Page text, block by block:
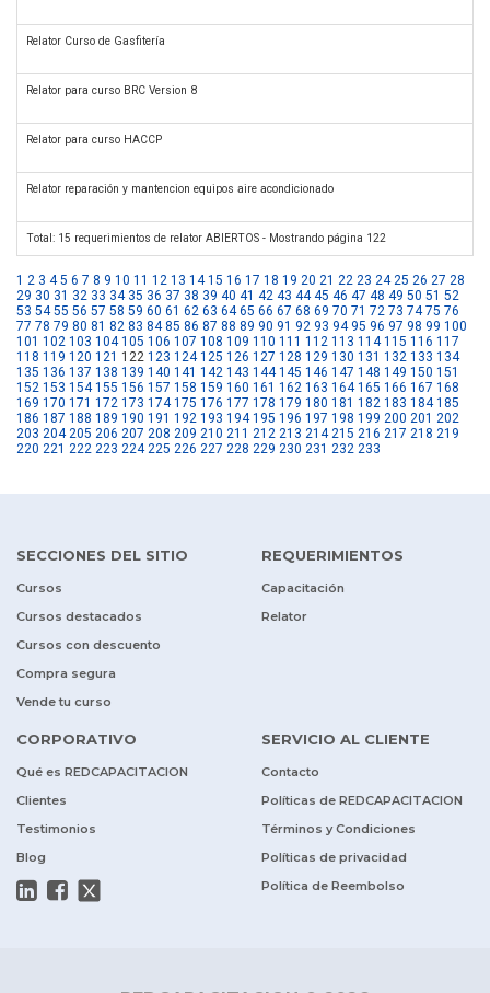
Relator Curso de Gasfitería
Relator para curso BRC Version 8
Relator para curso HACCP
Relator reparación y mantencion equipos aire acondicionado
Total: 15 requerimientos de relator ABIERTOS - Mostrando página 122
1 2 3 4 5 6 7 8 9 10 11 12 13 14 15 16 17 18 19 20 21 22 23 24 25 26 27 28
29 30 31 32 33 34 35 36 37 38 39 40 41 42 43 44 45 46 47 48 49 50 51 52
53 54 55 56 57 58 59 60 61 62 63 64 65 66 67 68 69 70 71 72 73 74 75 76
77 78 79 80 81 82 83 84 85 86 87 88 89 90 91 92 93 94 95 96 97 98 99 100
101 102 103 104 105 106 107 108 109 110 111 112 113 114 115 116 117
118 119 120 121 122 123 124 125 126 127 128 129 130 131 132 133 134
135 136 137 138 139 140 141 142 143 144 145 146 147 148 149 150 151
152 153 154 155 156 157 158 159 160 161 162 163 164 165 166 167 168
169 170 171 172 173 174 175 176 177 178 179 180 181 182 183 184 185
186 187 188 189 190 191 192 193 194 195 196 197 198 199 200 201 202
203 204 205 206 207 208 209 210 211 212 213 214 215 216 217 218 219
220 221 222 223 224 225 226 227 228 229 230 231 232 233
SECCIONES DEL SITIO
Cursos
Cursos destacados
Cursos con descuento
Compra segura
Vende tu curso
REQUERIMIENTOS
Capacitación
Relator
CORPORATIVO
Qué es REDCAPACITACION
Clientes
Testimonios
Blog
SERVICIO AL CLIENTE
Contacto
Políticas de REDCAPACITACION
Términos y Condiciones
Políticas de privacidad
Política de Reembolso